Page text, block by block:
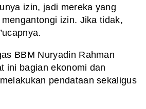
izin, jadi mereka yang
izin. Jika tidak,
BBM Nuryadin Rahman
ini bagian ekonomi dan
pendataan sekaligus